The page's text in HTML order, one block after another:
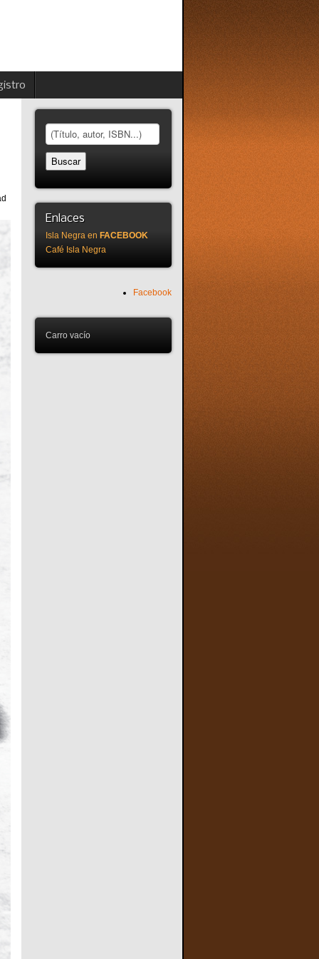
Enlaces
Isla Negra en FACEBOOK
Café Isla Negra
Facebook
Carro vacío